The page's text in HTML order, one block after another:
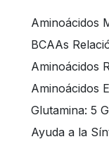
Aminoácidos
BCAAs
Aminoácidos
Aminoácidos
Glutamina: 5
Ayuda a la